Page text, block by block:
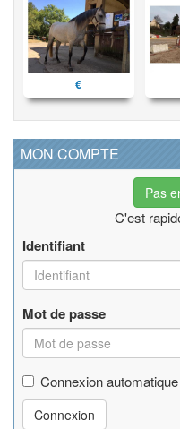
€
MON COMPTE
Pas
C'est
Identifiant
Mot de passe
Connexion
Connexion